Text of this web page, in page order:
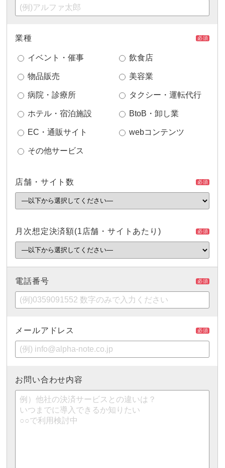
業種 必須
イベント・催事 飲食店
物品販売 美容業
病院・診療所 タクシー・運転代行
ホテル・宿泊施設 BtoB・卸し業
EC・通販サイト webコンテンツ
その他サービス
店舗・サイト数 必須
月次想定決済額(1店舗・サイトあたり) 必須
電話番号 必須
メールアドレス 必須
お問い合わせ内容